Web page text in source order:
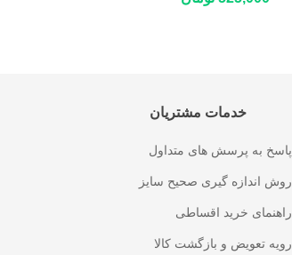
Star Coolmax
خدمات مشتریان
پاسخ به پرسش های متداول
روش اندازه گیری صحیح سایز
راهنمای خرید اقساطی
رویه تعویض و بازگشت کالا